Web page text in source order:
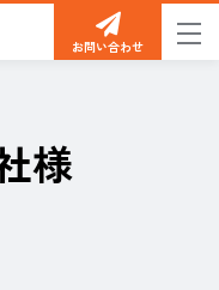
お問い合わせ
様